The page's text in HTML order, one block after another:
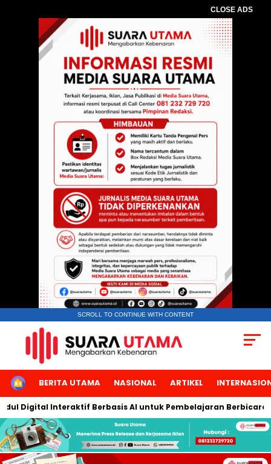
CLOSE ADS
SCROLL TO CONTINUE WITH CONTENT
HOMEBERITA UTAMA NASIONAL ARTIKEL
Interaktif Berbasis AI untuk Pembelajaran Berbicara